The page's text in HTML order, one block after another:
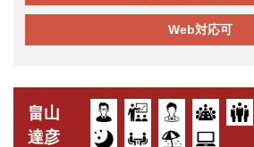
Web対応可
畠山
達彦